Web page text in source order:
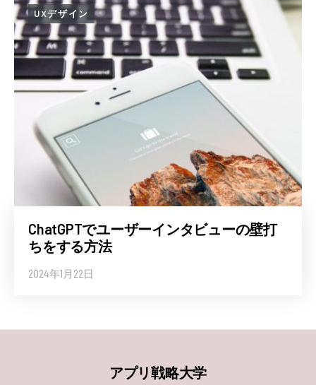
UXデザイン
ChatGPTでユーザーインタビューの壁打
ちをする方法
2024年1月22日
アプリ戦略大学